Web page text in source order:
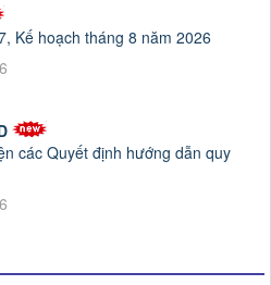
Kế hoạch tháng 8 năm 2026
các Quyết định hướng dẫn quy
ban hành Quy chế quản lý, sử